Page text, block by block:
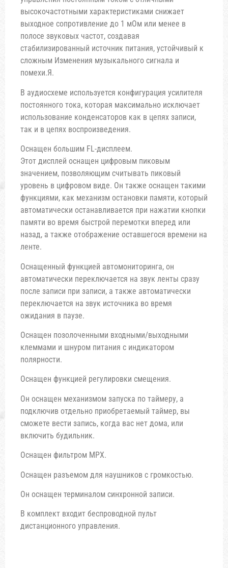
высокочастотными характеристиками снижает
выходное сопротивление до 1 мОм или менее в
полосе звуковых частот, создавая
стабилизированный источник питания, устойчивый к
сложным Изменения музыкального сигнала и
помехи.Я.
В аудиосхеме используется конфигурация усилителя
постоянного тока, которая максимально исключает
использование конденсаторов как в цепях записи,
так и в цепях воспроизведения.
Оснащен большим FL-дисплеем.
Этот дисплей оснащен цифровым пиковым
значением, позволяющим считывать пиковый
уровень в цифровом виде. Он также оснащен такими
функциями, как механизм остановки памяти, который
автоматически останавливается при нажатии кнопки
памяти во время быстрой перемотки вперед или
назад, а также отображение оставшегося времени на
ленте.
Оснащенный функцией автомониторинга, он
автоматически переключается на звук ленты сразу
после записи при записи, а также автоматически
переключается на звук источника во время
ожидания в паузе.
Оснащен позолоченными входными/выходными
клеммами и шнуром питания с индикатором
полярности.
Оснащен функцией регулировки смещения.
Он оснащен механизмом запуска по таймеру, а
подключив отдельно приобретаемый таймер, вы
сможете вести запись, когда вас нет дома, или
включить будильник.
Оснащен фильтром MPX.
Оснащен разъемом для наушников с громкостью.
Он оснащен терминалом синхронной записи.
В комплект входит беспроводной пульт
дистанционного управления.